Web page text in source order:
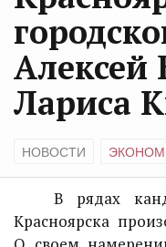
Алексей
Лариса
НОВОСТИ
В рядах
Красноярска